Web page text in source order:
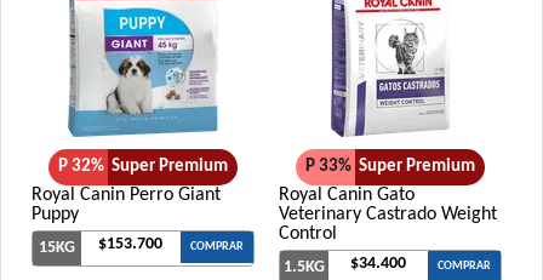
Xtreme Dog Perro Adulto
P 32% Super Premium
Royal Canin Perro Giant
Puppy
15KG $153.700 COMPRAR
P 33% Super Premium
Royal Canin Gato
Veterinary Castrado Weight
Control
1.5KG $34.400 COMPRAR